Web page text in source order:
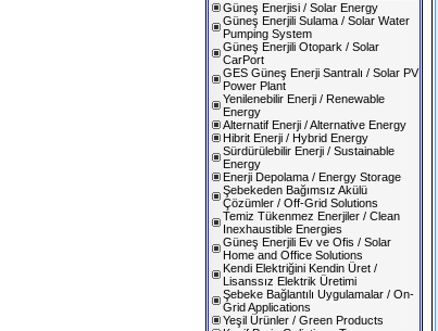
Güneş Enerjisi / Solar Energy
Güneş Enerjili Sulama / Solar Water
Pumping System
Güneş Enerjili Otopark / Solar
CarPort
GES Güneş Enerji Santralı / Solar PV
Power Plant
Yenilenebilir Enerji / Renewable
Energy
Alternatif Enerji / Alternative Energy
Hibrit Enerji / Hybrid Energy
Sürdürülebilir Enerji / Sustainable
Energy
Enerji Depolama / Energy Storage
Şebekeden Bağımsız Akülü
Çözümler / Off-Grid Solutions
Temiz Tükenmez Enerjiler / Clean
Inexhaustible Energies
Güneş Enerjili Ev ve Ofis / Solar
Home and Office Solutions
Kendi Elektriğini Kendin Üret /
Lisanssız Elektrik Üretimi
Şebeke Bağlantılı Uygulamalar / On-
Grid Applications
Yeşil Ürünler / Green Products